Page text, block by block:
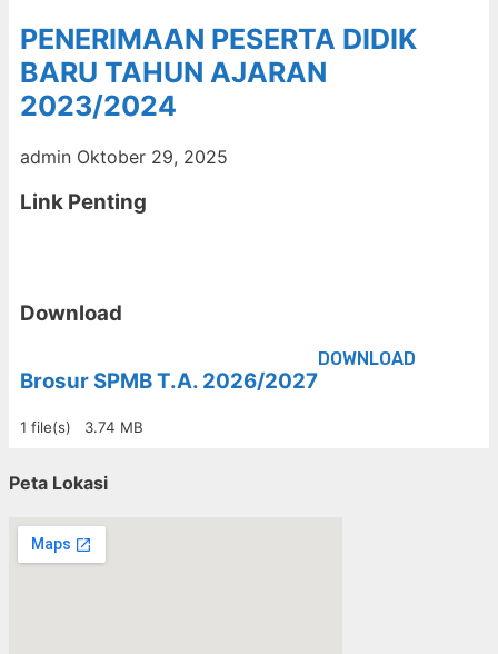
PENERIMAAN PESERTA DIDIK
BARU TAHUN AJARAN
2023/2024
admin Oktober 29, 2025
Link Penting
Download
Brosur SPMB T.A. 2026/2027
1 file(s) 3.74 MB
DOWNLOAD
Peta Lokasi